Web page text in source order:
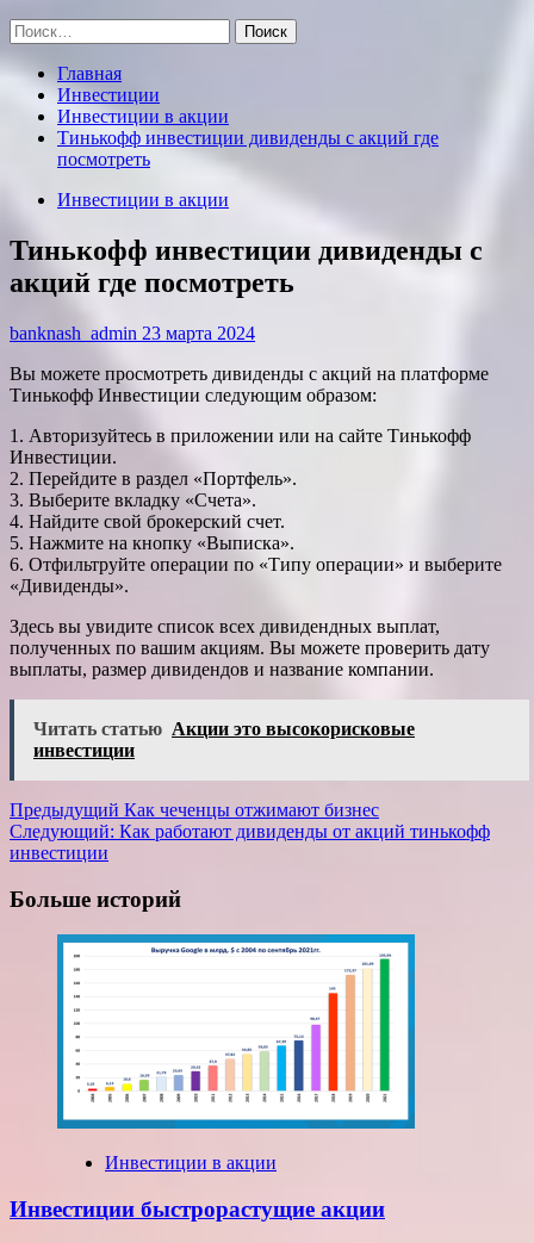
Найти:
Главная
Инвестиции
Инвестиции в акции
Тинькофф инвестиции дивиденды с акций где
посмотреть
Инвестиции в акции
Тинькофф инвестиции дивиденды с
акций где посмотреть
banknash_admin 23 марта 2024
Вы можете просмотреть дивиденды с акций на платформе
Тинькофф Инвестиции следующим образом:
1. Авторизуйтесь в приложении или на сайте Тинькофф
Инвестиции.
2. Перейдите в раздел «Портфель».
3. Выберите вкладку «Счета».
4. Найдите свой брокерский счет.
5. Нажмите на кнопку «Выписка».
6. Отфильтруйте операции по «Типу операции» и выберите
«Дивиденды».
Здесь вы увидите список всех дивидендных выплат,
полученных по вашим акциям. Вы можете проверить дату
выплаты, размер дивидендов и название компании.
Читать статью Акции это высокорисковые
инвестиции
Навигация
записи
Предыдущий Как чеченцы отжимают бизнес
Следующий: Как работают дивиденды от акций тинькофф
инвестиции
Больше историй
Инвестиции в акции
Инвестиции быстрорастущие акции